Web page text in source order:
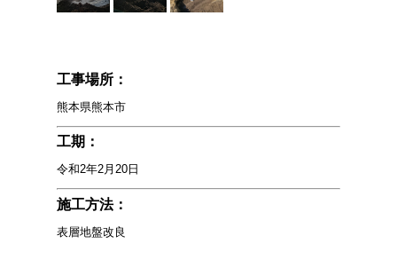
工事場所：
熊本県熊本市
工期：
令和2年2月20日
施工方法：
表層地盤改良